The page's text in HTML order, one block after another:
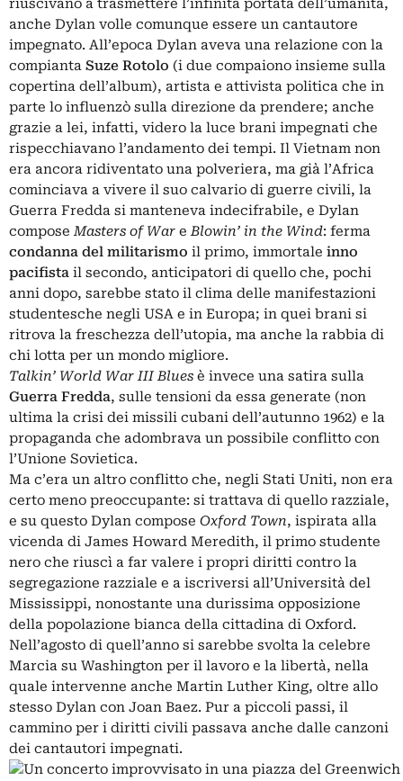
riuscivano a trasmettere l’infinita portata dell’umanità,
anche Dylan volle comunque essere un cantautore
impegnato. All’epoca Dylan aveva una relazione con la
compianta Suze Rotolo (i due compaiono insieme sulla
copertina dell’album), artista e attivista politica che in
parte lo influenzò sulla direzione da prendere; anche
grazie a lei, infatti, videro la luce brani impegnati che
rispecchiavano l’andamento dei tempi. Il Vietnam non
era ancora ridiventato una polveriera, ma già l’Africa
cominciava a vivere il suo calvario di guerre civili, la
Guerra Fredda si manteneva indecifrabile, e Dylan
composeMasters of War eBlowin’ in the Wind: ferma
condanna del militarismo il primo, immortale inno
pacifista il secondo, anticipatori di quello che, pochi
anni dopo, sarebbe stato il clima delle manifestazioni
studentesche negli USA e in Europa; in quei brani si
ritrova la freschezza dell’utopia, ma anche la rabbia di
chi lotta per un mondo migliore.
Talkin’ World War III Blues è invece una satira sulla
Guerra Fredda, sulle tensioni da essa generate (non
ultima la crisi dei missili cubani dell’autunno 1962) e la
propaganda che adombrava un possibile conflitto con
l’Unione Sovietica.
Ma c’era un altro conflitto che, negli Stati Uniti, non era
certo meno preoccupante: si trattava di quello razziale,
e su questo Dylan compose Oxford Town, ispirata alla
vicenda di James Howard Meredith, il primo studente
nero che riuscì a far valere i propri diritti contro la
segregazione razziale e a iscriversi all’Università del
Mississippi, nonostante una durissima opposizione
della popolazione bianca della cittadina di Oxford.
Nell’agosto di quell’anno si sarebbe svolta la celebre
Marcia su Washington per il lavoro e la libertà, nella
quale intervenne anche Martin Luther King, oltre allo
stesso Dylan con Joan Baez. Pur a piccoli passi, il
cammino per i diritti civili passava anche dalle canzoni
dei cantautori impegnati.